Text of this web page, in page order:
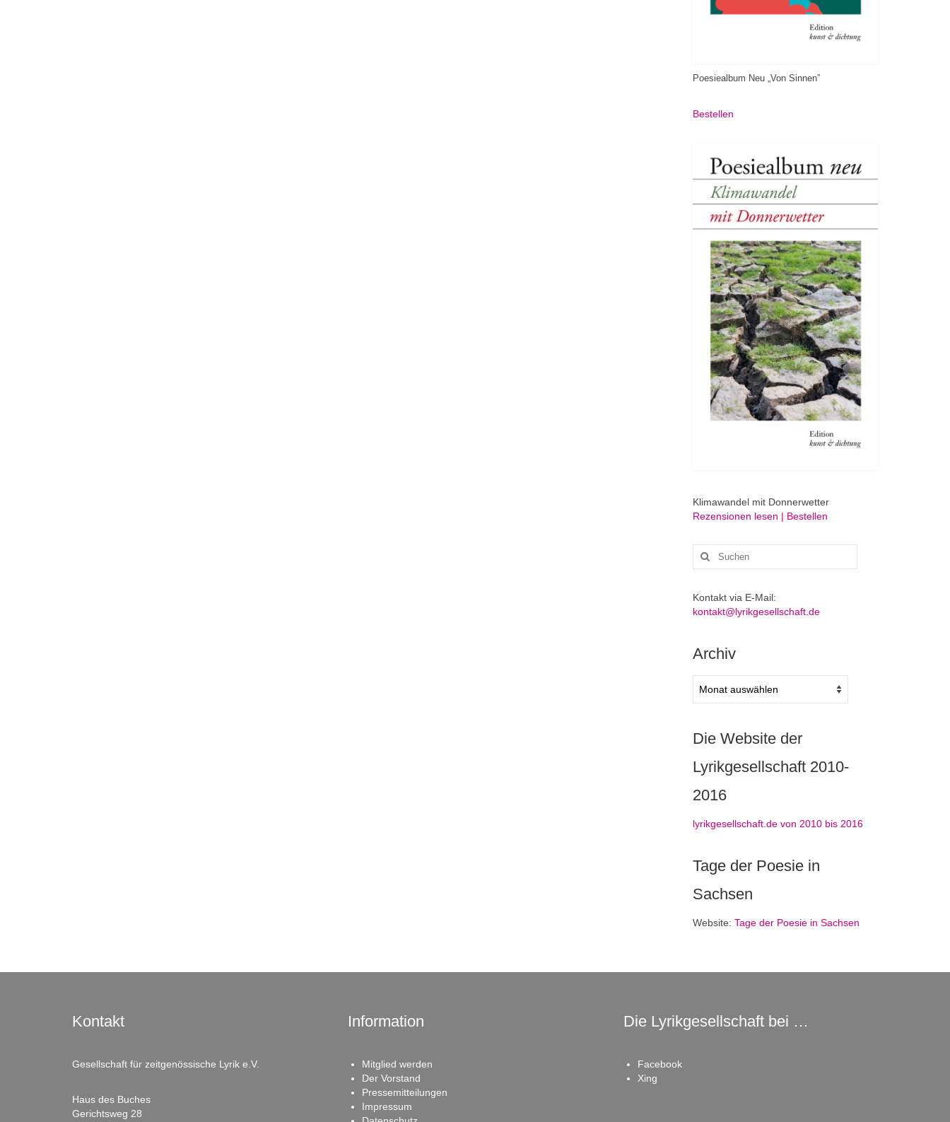
Poesiealbum Neu „Von Sinnen”
Bestellen
Klimawandel mit Donnerwetter
Rezensionen lesen | Bestellen
Suchen
nach:
Kontakt via E-Mail:
kontakt@lyrikgesellschaft.de
Archiv
Die Website der
Lyrikgesellschaft 2010-
2016
lyrikgesellschaft.de von 2010 bis 2016
Tage der Poesie in
Sachsen
Website: Tage der Poesie in Sachsen
Kontakt
Gesellschaft für zeitgenössische Lyrik e.V.
Haus des Buches
Gerichtsweg 28
Information
Mitglied werden
Der Vorstand
Pressemitteilungen
Impressum
Die Lyrikgesellschaft bei …
Facebook
Xing